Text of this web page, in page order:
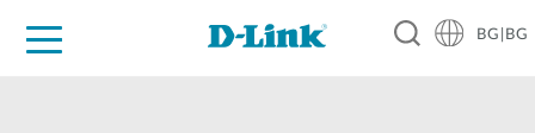
BG|BG